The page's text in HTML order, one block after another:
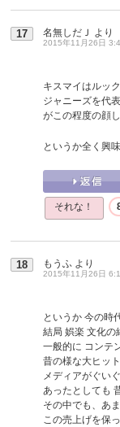
17 名無しだＪ より
2015年11月26日
キスマイはルッ
ジャニーズを代
がこの程度の顔
というか全く興
それな！
18 もうふ より
2015年11月26日
というか 今の時
結局 娯楽 文化の
一般的に コンテ
昔の様な大ヒッ
メディアがぐい
あったとしても
その中でも、あ
この売上げを保